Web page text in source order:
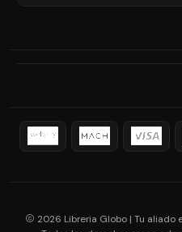
2026 Libreria Globo | Tu aliado